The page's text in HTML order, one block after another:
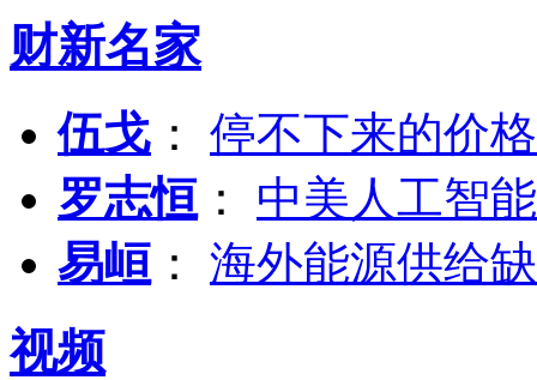
财新名家
伍戈 ： 停不下来的价
罗志恒 ： 中美人工智
易峘 ： 海外能源供给
视频